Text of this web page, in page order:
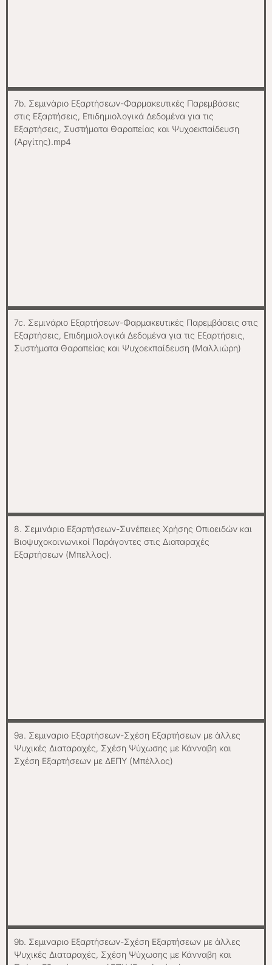
7b. Σεμινάριο Εξαρτήσεων-Φαρμακευτικές Παρεμβάσεις
στις Εξαρτήσεις, Επιδημιολογικά Δεδομένα για τις
Εξαρτήσεις, Συστήματα Θαραπείας και Ψυχοεκπαίδευση
(Αργίτης).mp4
7c. Σεμινάριο Εξαρτήσεων-Φαρμακευτικές Παρεμβάσεις στις
Εξαρτήσεις, Επιδημιολογικά Δεδομένα για τις Εξαρτήσεις,
Συστήματα Θαραπείας και Ψυχοεκπαίδευση (Μαλλιώρη)
8. Σεμινάριο Εξαρτήσεων-Συνέπειες Χρήσης Οπιοειδών και
Βιοψυχοκοινωνικοί Παράγοντες στις Διαταραχές
Εξαρτήσεων (Μπελλος).
9a. Σεμιναριο Εξαρτήσεων-Σχέση Εξαρτήσεων με άλλες
Ψυχικές Διαταραχές, Σχέση Ψύχωσης με Κάνναβη και
Σχέση Εξαρτήσεων με ΔΕΠΥ (Μπέλλος)
9b. Σεμιναριο Εξαρτήσεων-Σχέση Εξαρτήσεων με άλλες
Ψυχικές Διαταραχές, Σχέση Ψύχωσης με Κάνναβη και